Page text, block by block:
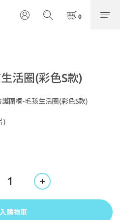
活圈(彩色S款)
圍欄-毛孩生活圈(彩色S款)
)
購物車